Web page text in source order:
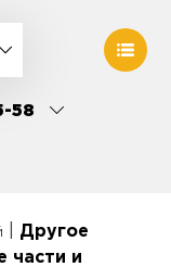
58
Другое
части и